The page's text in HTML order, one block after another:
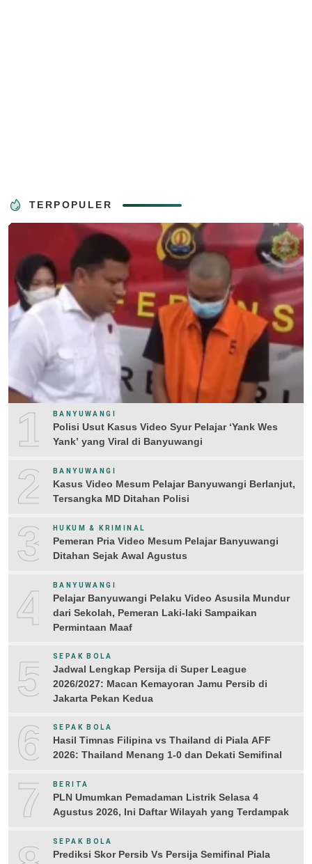
TERPOPULER
1 BANYUWANGI
Polisi Usut Kasus Video Syur Pelajar ‘Yank Wes
Yank’ yang Viral di Banyuwangi
2 BANYUWANGI
Kasus Video Mesum Pelajar Banyuwangi Berlanjut,
Tersangka MD Ditahan Polisi
3 HUKUM & KRIMINAL
Pemeran Pria Video Mesum Pelajar Banyuwangi
Ditahan Sejak Awal Agustus
4 BANYUWANGI
Pelajar Banyuwangi Pelaku Video Asusila Mundur
dari Sekolah, Pemeran Laki-laki Sampaikan
Permintaan Maaf
5 SEPAK BOLA
Jadwal Lengkap Persija di Super League
2026/2027: Macan Kemayoran Jamu Persib di
Jakarta Pekan Kedua
6 SEPAK BOLA
Hasil Timnas Filipina vs Thailand di Piala AFF
2026: Thailand Menang 1-0 dan Dekati Semifinal
7 BERITA
PLN Umumkan Pemadaman Listrik Selasa 4
Agustus 2026, Ini Daftar Wilayah yang Terdampak
SEPAK BOLA
Prediksi Skor Persib Vs Persija Semifinal Piala